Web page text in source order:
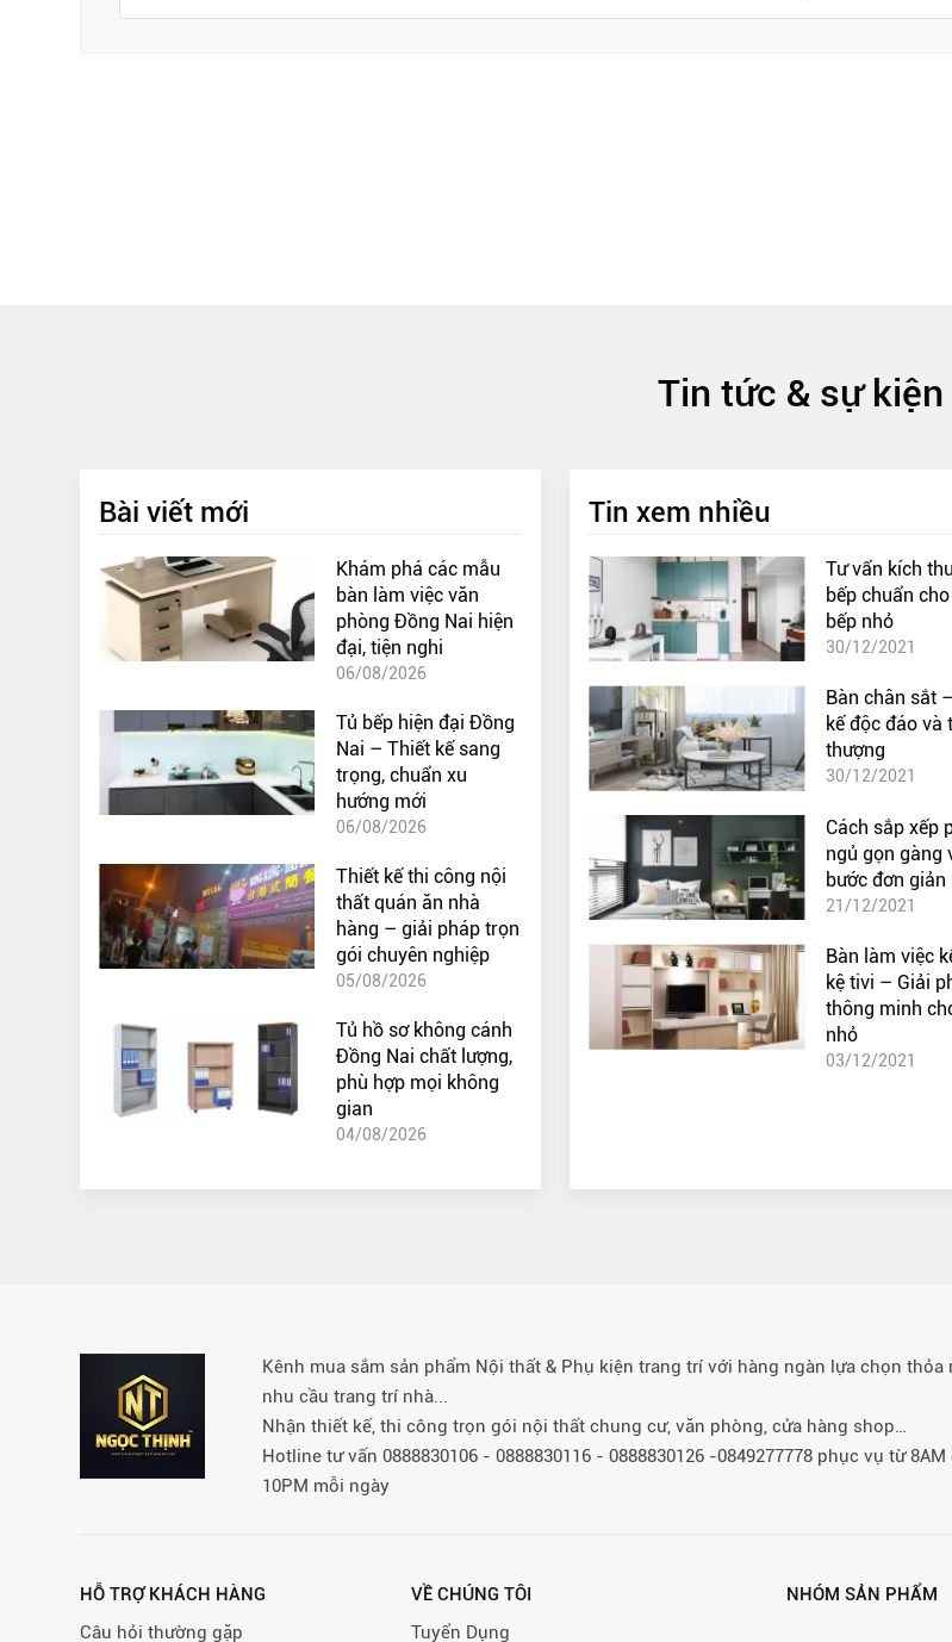
Tin tức & sự kiện
Bài viết mới
Khám phá các mẫu
bàn làm việc văn
phòng Đồng Nai hiện
đại, tiện nghi
06/08/2026
Tủ bếp hiện đại Đồng
Nai – Thiết kế sang
trọng, chuẩn xu
hướng mới
06/08/2026
Thiết kế thi công nội
thất quán ăn nhà
hàng – giải pháp trọn
gói chuyên nghiệp
05/08/2026
Tủ hồ sơ không cánh
Đồng Nai chất lượng,
phù hợp mọi không
gian
04/08/2026
Tin xem nhiều
Tư vấn kích
bếp chuẩn
bếp nhỏ
30/12/2021
Bàn chân sắt
kế độc đáo và
thượng
30/12/2021
Cách sắp xếp
ngủ gọn gàng
bước đơn giản
21/12/2021
Bàn làm việc
kệ tivi – Giải
thông minh
nhỏ
03/12/2021
Kênh mua sắm sản phẩm Nội thất & Phụ kiện trang trí với hàng ngàn lựa chọn thỏa
nhu cầu trang trí nhà...
Nhận thiết kế, thi công trọn gói nội thất chung cư, văn phòng, cửa hàng shop…
Hotline tư vấn 0888830106 - 0888830116 - 0888830126 -0849277778 phục vụ từ 8AM
10PM mỗi ngày
HỖ TRỢ KHÁCH HÀNG
Câu hỏi thường gặp
VỀ CHÚNG TÔI
Tuyển Dụng
NHÓM SẢN PHẨM